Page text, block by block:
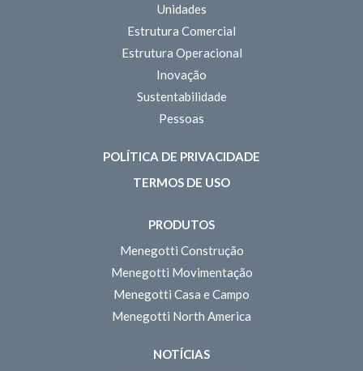
Unidades
Estrutura Comercial
Estrutura Operacional
Inovação
Sustentabilidade
Pessoas
POLÍTICA DE PRIVACIDADE
TERMOS DE USO
PRODUTOS
Menegotti Construção
Menegotti Movimentação
Menegotti Casa e Campo
Menegotti North America
NOTÍCIAS